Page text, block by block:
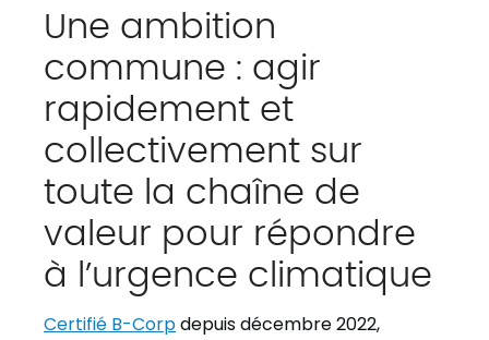
Une ambition
commune : agir
rapidement et
collectivement sur
toute la chaîne de
valeur pour répondre
à l’urgence climatique
Certifié B-Corpdepuis décembre 2022,